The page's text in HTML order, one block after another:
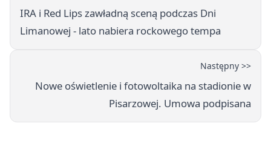
IRA i Red Lips zawładną sceną podczas Dni
Limanowej - lato nabiera rockowego tempa
Następny >>
Nowe oświetlenie i fotowoltaika na stadionie w
Pisarzowej. Umowa podpisana